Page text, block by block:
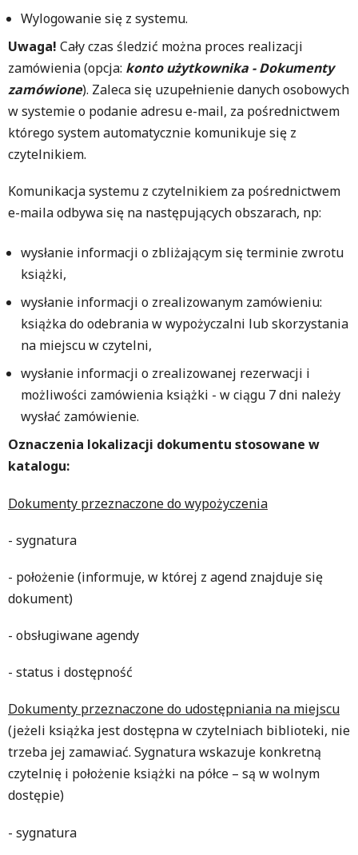
Wylogowanie się z systemu.
Uwaga! Cały czas śledzić można proces realizacji
zamówienia (opcja: konto użytkownika - Dokumenty
zamówione). Zaleca się uzupełnienie danych osobowych
w systemie o podanie adresu e-mail, za pośrednictwem
którego system automatycznie komunikuje się z
czytelnikiem.
Komunikacja systemu z czytelnikiem za pośrednictwem
e-maila odbywa się na następujących obszarach, np:
wysłanie informacji o zbliżającym się terminie zwrotu
książki,
wysłanie informacji o zrealizowanym zamówieniu:
książka do odebrania w wypożyczalni lub skorzystania
na miejscu w czytelni,
wysłanie informacji o zrealizowanej rezerwacji i
możliwości zamówienia książki - w ciągu 7 dni należy
wysłać zamówienie.
Oznaczenia lokalizacji dokumentu stosowane w
katalogu:
Dokumenty przeznaczone do wypożyczenia
- sygnatura
- położenie (informuje, w której z agend znajduje się
dokument)
- obsługiwane agendy
- status i dostępność
Dokumenty przeznaczone do udostępniania na miejscu
(jeżeli książka jest dostępna w czytelniach biblioteki, nie
trzeba jej zamawiać. Sygnatura wskazuje konkretną
czytelnię i położenie książki na półce – są w wolnym
dostępie)
- sygnatura